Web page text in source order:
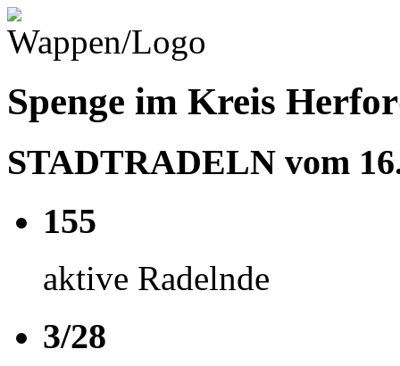
Spenge im Kreis
STADTRADELN vom
155
aktive Radelnde
3/28